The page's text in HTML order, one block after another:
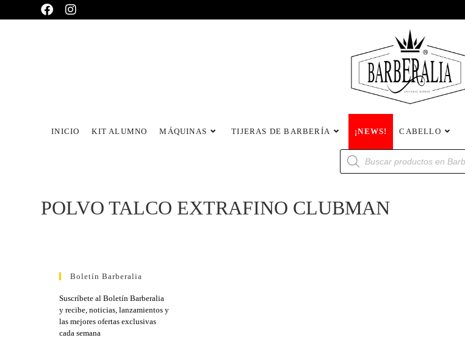
INICIO KIT ALUMNO MÁQUINAS TIJERAS DE BARBERÍA ¡NEWS! CABELLO
POLVO TALCO EXTRAFINO CLUBMAN
Boletín Barberalia
Suscríbete al Boletín Barberalia
y recibe, noticias, lanzamientos y
las mejores ofertas exclusivas
cada semana